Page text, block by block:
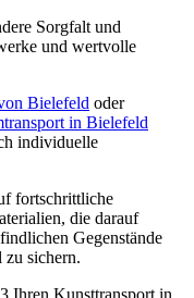
Sorgfalt und
und wertvolle
Bielefeld oder
in Bielefeld
individuelle
fortschrittliche
die darauf
Gegenstände
zu sichern.
Ihren Kunsttransport in